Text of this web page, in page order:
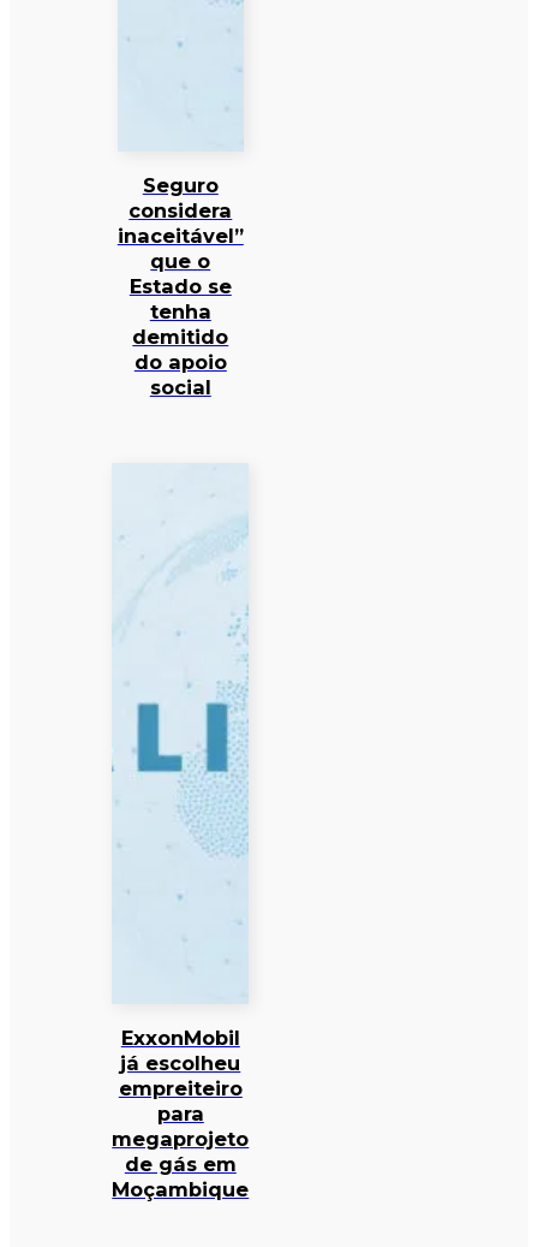
Seguro
considera
inaceitável”
que o
Estado se
tenha
demitido
do apoio
social
ExxonMobil
já escolheu
empreiteiro
para
megaprojeto
de gás em
Moçambique